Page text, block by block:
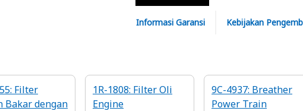
Informasi Garansi Kebijakan
Filter
Bakar dengan
1R-1808: Filter Oli
Engine
9C-4937: Breather
Power Train